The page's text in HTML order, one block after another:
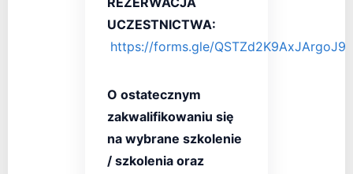
UCZESTNICTWA:
https://forms.gle/QSTZd2K9AxJArgoJ9
O ostatecznym
zakwalifikowaniu się
na wybrane szkolenie
/ szkolenia oraz